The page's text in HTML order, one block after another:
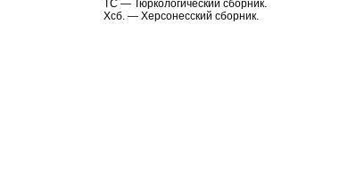
ТС — Тюркологический сборник.
Хсб. — Херсонесский сборник.